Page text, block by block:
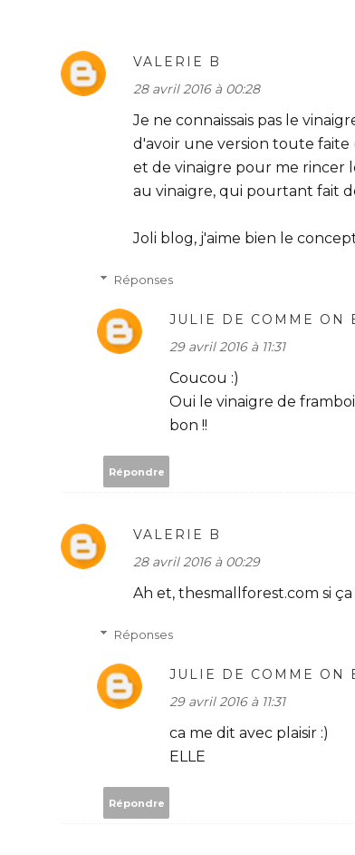
VALERIE B
28 avril 2016 à 00:28
Je ne connaissais pas le
d'avoir une version toute
et de vinaigre pour me rincer
au vinaigre, qui pourtant fait
Joli blog, j'aime bien le
Réponses
JULIE DE COMME ON
29 avril 2016 à 11:31
Coucou :)
Oui le vinaigre de
bon !!
Répondre
VALERIE B
28 avril 2016 à 00:29
Ah et, thesmallforest.com si
Réponses
JULIE DE COMME ON
29 avril 2016 à 11:31
ca me dit avec plaisir :)
ELLE
Répondre